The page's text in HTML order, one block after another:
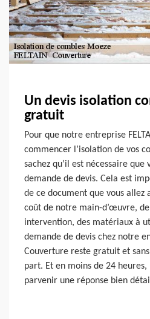
Un devis isolation
gratuit
Pour que notre entreprise
commencer l’isolation de vos
sachez qu’il est nécessaire que
demande de devis. Cela est
de ce document que vous allez
coût de notre main-d’œuvre,
intervention, des matériaux à
demande de devis chez notre
Couverture reste gratuit et
part. Et en moins de 24
parvenir une réponse bien